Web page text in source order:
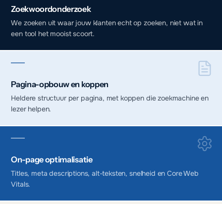
Zoekwoordonderzoek
We zoeken uit waar jouw klanten echt op zoeken, niet wat in
een tool het mooist scoort.
Pagina-opbouw en koppen
Heldere structuur per pagina, met koppen die zoekmachine en
lezer helpen.
On-page optimalisatie
Titles, meta descriptions, alt-teksten, snelheid en Core Web
Vitals.